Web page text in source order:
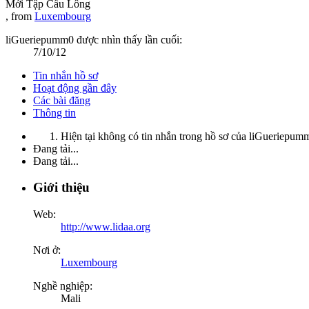
Mới Tập Cầu Lông
, from Luxembourg
liGueriepumm0 được nhìn thấy lần cuối:
7/10/12
Tin nhắn hồ sơ
Hoạt động gần đây
Các bài đăng
Thông tin
Hiện tại không có tin nhắn trong hồ sơ của
Đang tải...
Đang tải...
Giới thiệu
Web:
http://www.lidaa.org
Nơi ở:
Luxembourg
Nghề nghiệp:
Mali